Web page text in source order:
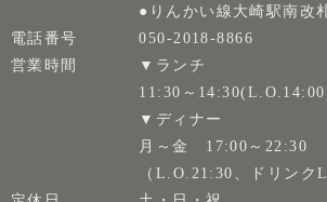
●りんかい線大崎駅南改
電話番号
050-2018-8866
営業時間
▼ランチ
11:30～
▼ディナー
月～金 17:00～22:30
（L.O.21:30、ドリンク